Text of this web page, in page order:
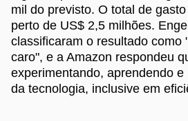
mil do previsto. O total de
perto de US$ 2,5 milhões.
classificaram o resultado como
caro", e a Amazon respondeu
experimentando, aprendendo
da tecnologia, inclusive em